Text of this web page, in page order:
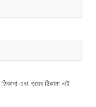
এবং ওয়েব ঠিকানা এই